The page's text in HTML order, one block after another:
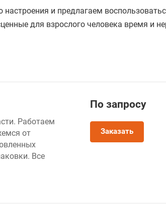
и предлагаем
для взрослого человека время и
Работаем
от
Все
По запросу
Заказать